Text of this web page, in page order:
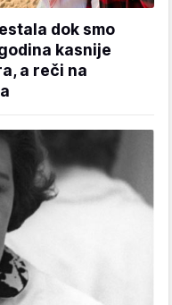
dok smo
kasnije
a reči na